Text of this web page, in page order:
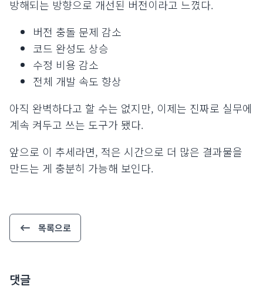
방해되는 방향으로 개선된 버전이라고 느꼈다.
버전 충돌 문제 감소
코드 완성도 상승
수정 비용 감소
전체 개발 속도 향상
아직 완벽하다고 할 수는 없지만, 이제는 진짜로 실무에
계속 켜두고 쓰는 도구가 됐다.
앞으로 이 추세라면, 적은 시간으로 더 많은 결과물을
만드는 게 충분히 가능해 보인다.
목록으로
댓글